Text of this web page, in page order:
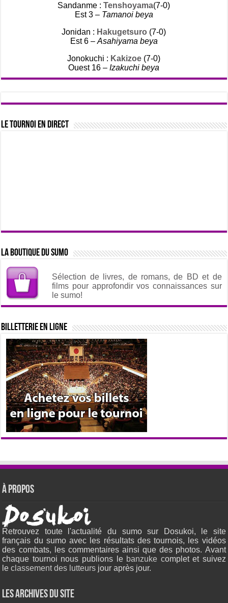
Sandanme :Tenshoyama(7-0)
Est 3 – Tamanoi beya
Jonidan : Hakugetsuro (7-0)
Est 6 – Asahiyama beya
Jonokuchi : Kakizoe (7-0)
Ouest 16 –Izakuchi beya
Le tournoi en direct
La boutique du sumo
Sélection de livres, de romans, de BD et de
films pour approfondir vos connaissances sur
le sumo!
Billetterie en ligne
À propos
Retrouvez toute l'actualité du sumo sur Dosukoi, le site
français du sumo avec les résultats des tournois, les vidéos
des combats, les commentaires ainsi que des photos. Avant
chaque tournoi nous publions le banzuke complet et suivez
leclassement des lutteurs jour après jour.
Les archives du site